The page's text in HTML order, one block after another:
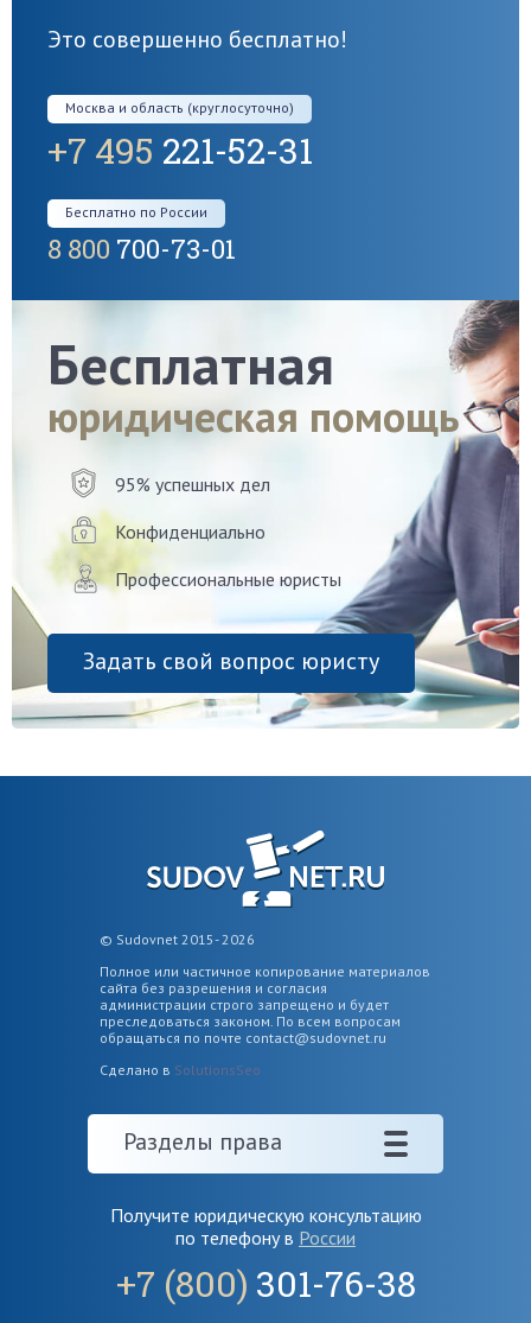
Это совершенно бесплатно!
Москва и область (круглосуточно)
+7 495 221-52-31
Бесплатно по России
8 800 700-73-01
Бесплатная
юридическая помощь
95% успешных дел
Конфиденциально
Профессиональные юристы
Задать свой вопрос юристу
© Sudovnet 2015- 2026
Полное или частичное копирование материалов
сайта без разрешения и согласия
администрации строго запрещено и будет
преследоваться законом. По всем вопросам
обращаться по почте contact@sudovnet.ru
Сделано в SolutionsSeo
Разделы права
Получите юридическую консультацию
по телефону в России
+7 (800) 301-76-38